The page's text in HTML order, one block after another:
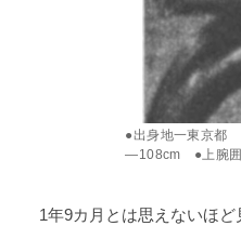
●出身地一東京
―108cm ●上腕
1年9カ月とは思えないほど